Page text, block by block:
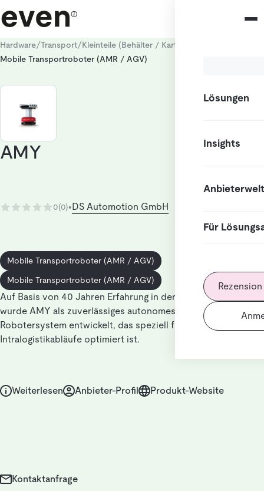
Lösungen
Insights
Anbieterwelt
Für
Hardware/Transport/Kleinteile (Behälter / Kartons)
Mobile Transportroboter (AMR / AGV)
AMY
0(0)•DS Automotion GmbH
Mobile Transportroboter (AMR / AGV)
Mobile Transportroboter (AMR / AGV)
Auf Basis von 40 Jahren Erfahrung in der mobilen Robotik
wurde AMY als zuverlässiges autonomes mobiles
Robotersystem entwickelt, das speziell für Produktions- und
Intralogistikabläufe optimiert ist.
Weiterlesen Anbieter-Profil Produkt-Website
Kontaktanfrage